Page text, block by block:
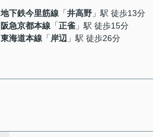
地下鉄今里筋線 「井高野 」駅 徒歩13分
阪急京都本線 「正雀 」駅 徒歩15分
東海道本線 「 岸辺 」駅 徒歩26分